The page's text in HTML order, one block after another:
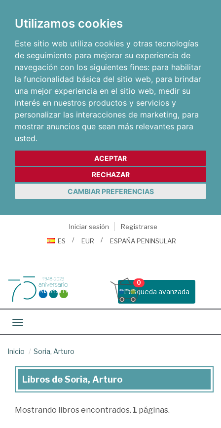
Utilizamos cookies
Este sitio web utiliza cookies y otras tecnologías
de seguimiento para mejorar su experiencia de
navegación con los siguientes fines: para habilitar
la funcionalidad básica del sitio web, para brindar
una mejor experiencia en el sitio web, medir su
interés en nuestros productos y servicios y
personalizar las interacciones de marketing, para
mostrar anuncios que sean más relevantes para
usted.
ACEPTAR
RECHAZAR
CAMBIAR PREFERENCIAS
Iniciar sesión
Registrarse
ES
EUR ESPAÑA PENINSULAR
Busqueda avanzada
0
Toggle navigation
Inicio Soria, Arturo
Libros
Soria,
Libros de Soria, Arturo
Mostrando libros encontrados. 1 páginas.